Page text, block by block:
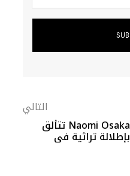
التالي
Naomi Osaka تتألق
بإطلالة تراثية في
ويمبلدون